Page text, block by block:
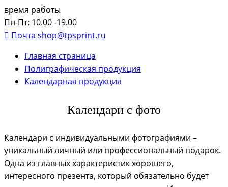
время работы
Пн-Пт: 10.00 -19.00
Почта shop@tpsprint.ru
Главная страница
Полиграфическая продукция
Календарная продукция
Календари с фото
Календари с индивидуальными фотографиями –
уникальный личный или профессиональный подарок.
Одна из главных характеристик хорошего,
интересного презента, который обязательно будет